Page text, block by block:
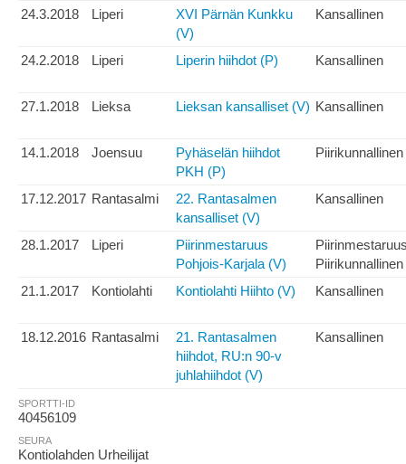
24.3.2018 Liperi
XVI Pärnän Kunkku
(V)
Kansallinen
24.2.2018 Liperi Liperin hiihdot (P) Kansallinen
27.1.2018 Lieksa Lieksan kansalliset (V) Kansallinen
14.1.2018 Joensuu
Pyhäselän hiihdot
PKH (P)
Piirikunnallinen
17.12.2017 Rantasalmi
22. Rantasalmen
kansalliset (V)
Kansallinen
28.1.2017 Liperi
Piirinmestaruus
Pohjois-Karjala (V)
Piirikunnallinen
21.1.2017
Kontiolahti Kontiolahti Hiihto (V) Kansallinen
18.12.2016 Rantasalmi
21. Rantasalmen
hiihdot, RU:n 90-v
juhlahiihdot (V)
Kansallinen
SPORTTI-ID
40456109
SEURA
Kontiolahden Urheilijat